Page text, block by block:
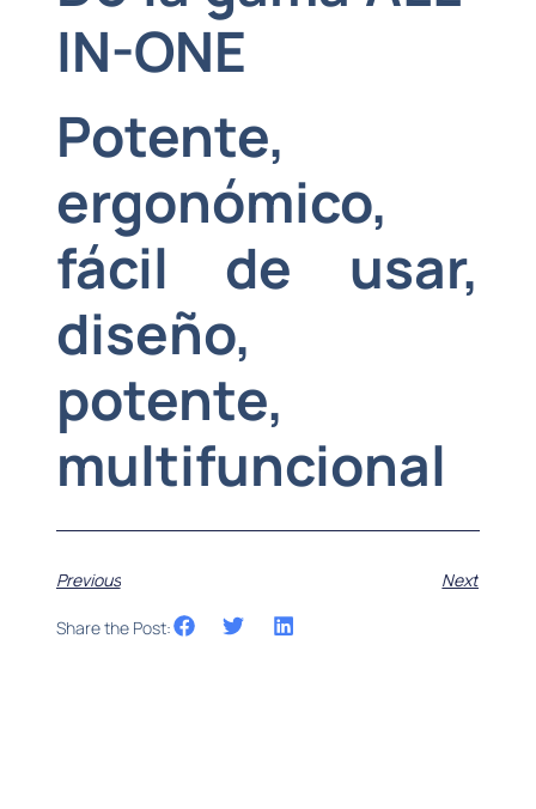
IN-ONE
Potente,
ergonómico,
fácil de usar,
diseño,
potente,
multifuncional
Previous Next
Share the Post: